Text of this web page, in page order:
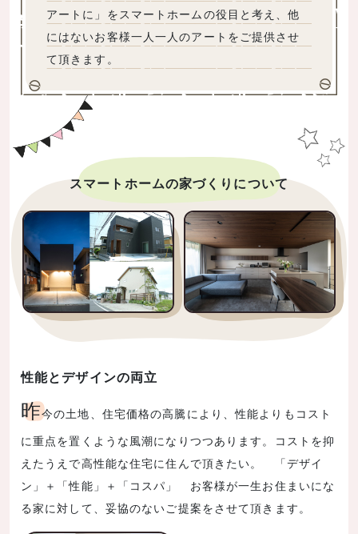
アートに」をスマートホームの役目と考え、他
にはないお客様一人一人のアートをご提供させ
て頂きます。
スマートホームの家づくりについて
性能とデザインの両立
昨今の土地、住宅価格の高騰により、性能よりもコスト
に重点を置くような風潮になりつつあります。コストを抑
えたうえで高性能な住宅に住んで頂きたい。 「デザイ
ン」＋「性能」＋「コスパ」 お客様が一生お住まいにな
る家に対して、妥協のないご提案をさせて頂きます。